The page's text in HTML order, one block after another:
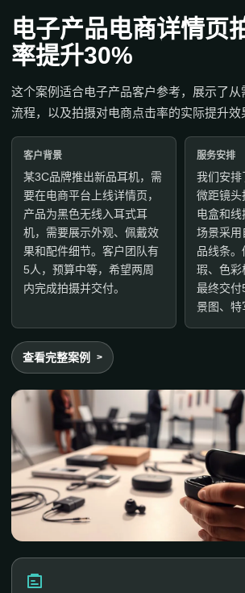
电子产品电商详情页
率提升30%
这个案例适合电子产品客户参考，展示了
流程，以及拍摄对电商点击率的实际提升效
客户背景
某3C品牌推出新品耳机，需
要在电商平台上线详情页，
产品为黑色无线入耳式耳
机，需要展示外观、佩戴效
果和配件细节。客户团队有
5人，预算中等，希望两周
内完成拍摄并交付。
服务安排
我们安排
微距镜头
电盒和线
场景采用
品线条
瑕、色彩
最终交付
景图、特
查看完整案例